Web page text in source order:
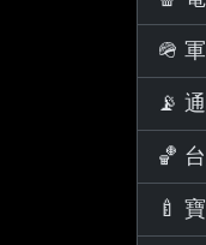
🪖
📡
🏀
🍼